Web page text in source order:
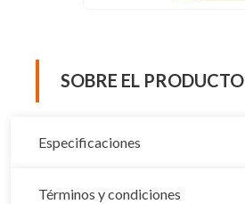
SOBRE EL PRODUCTO
Especificaciones
Términos y condiciones